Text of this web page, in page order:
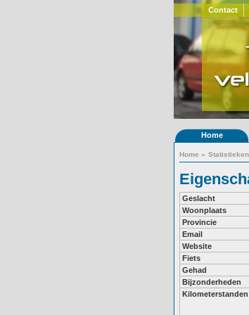
Contact
Home
Home » Statistieken
Geslacht
Woonplaats
Provincie
Email
Website
Fiets
Gehad
Bijzonderheden
Kilometerstanden